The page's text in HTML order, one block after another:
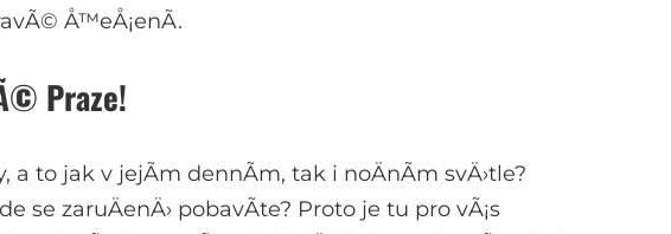
Å™eÅ¡enÃ­.
Praze!
to jak v jejÃ­m dennÃ­m, tak i noÄnÃ­m svÄ›tle?
zaruÄenÄ› pobavÃ­te? Proto je tu pro vÃ¡s